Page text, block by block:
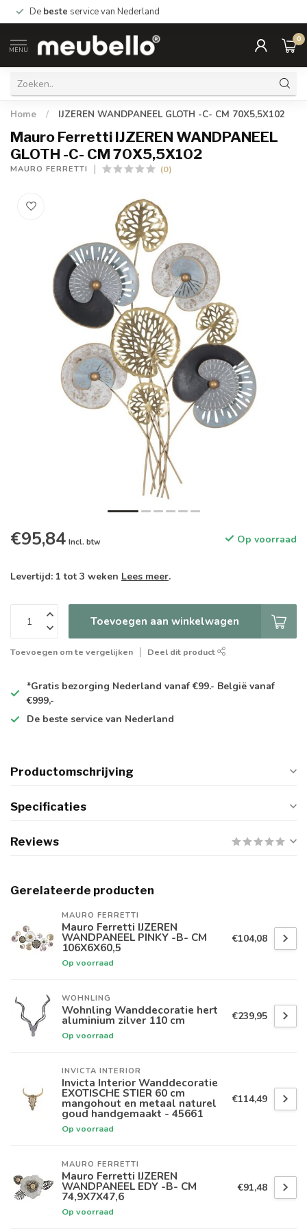
De beste service van Nederland
MENU
0
Home / IJZEREN WANDPANEEL GLOTH -C- CM 70X5,5X102
Mauro Ferretti IJZEREN WANDPANEEL
GLOTH -C- CM 70X5,5X102
MAURO FERRETTI (0)
€95,84 Incl. btw Op voorraad
Levertijd: 1 tot 3 weken Lees meer.
Toevoegen aan winkelwagen
Toevoegen om te vergelijken Deel dit product
*Gratis bezorging Nederland vanaf €99.- België vanaf
€999,-
De beste service van Nederland
Productomschrijving
Specificaties
Reviews
Gerelateerde producten
MAURO FERRETTI
Mauro Ferretti IJZEREN
WANDPANEEL PINKY -B- CM
106X6X60,5
Op voorraad
€104,08
WOHNLING
Wohnling Wanddecoratie hert
aluminium zilver 110 cm
Op voorraad
€239,95
INVICTA INTERIOR
Invicta Interior Wanddecoratie
EXOTISCHE STIER 60 cm
mangohout en metaal naturel
goud handgemaakt - 45661
Op voorraad
€114,49
MAURO FERRETTI
Mauro Ferretti IJZEREN
WANDPANEEL EDY -B- CM
74,9X7X47,6
Op voorraad
€91,48